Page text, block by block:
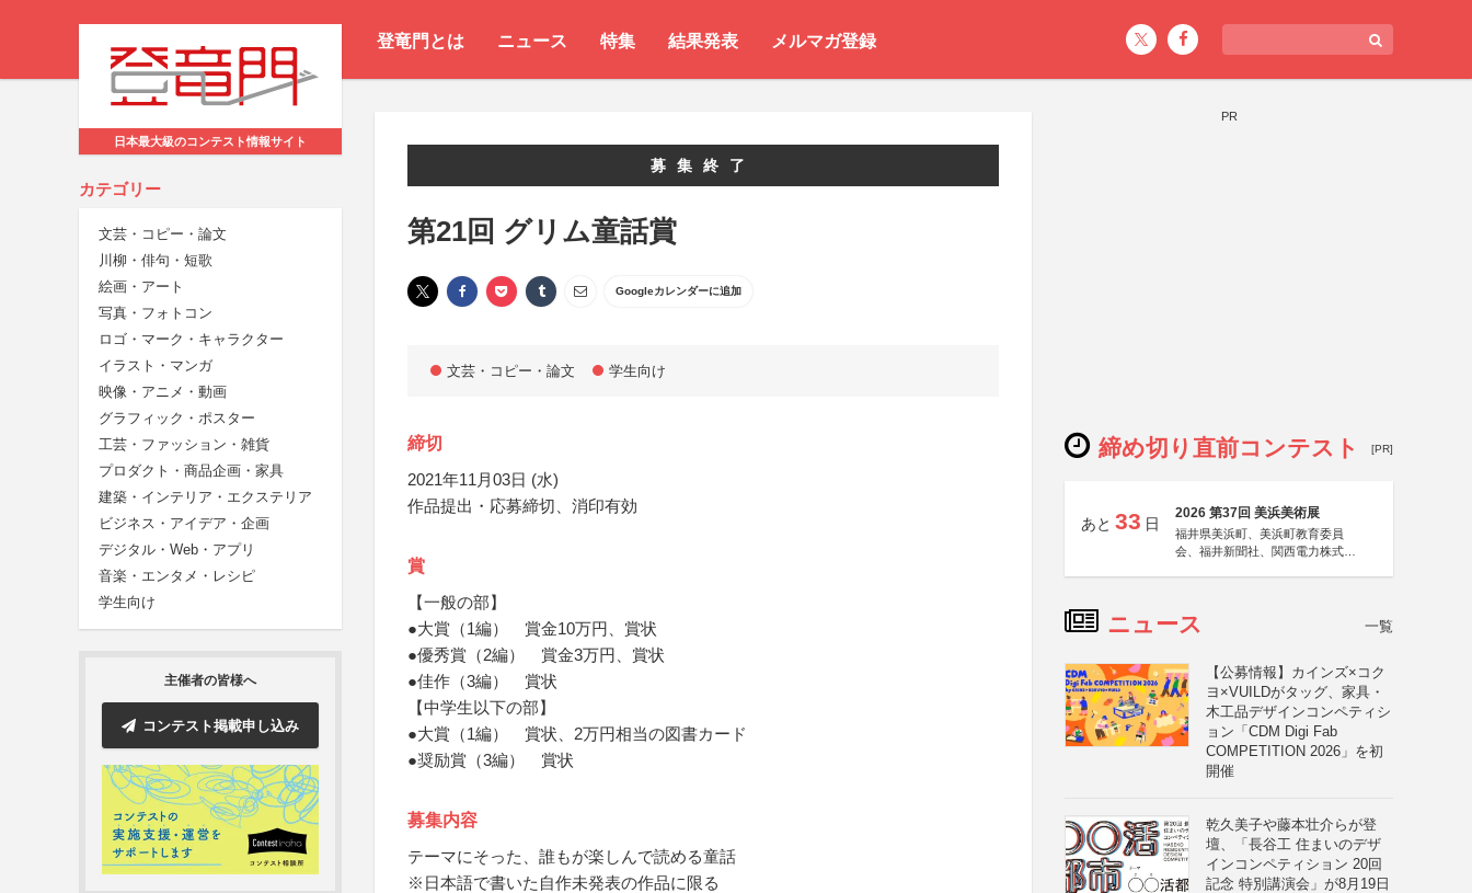
登竜門とは ニュース 特集 結果発表 メルマガ登録
日本最大級のコンテスト情報サイト
カテゴリー
文芸・コピー・論文
川柳・俳句・短歌
絵画・アート
写真・フォトコン
ロゴ・マーク・キャラクター
イラスト・マンガ
映像・アニメ・動画
グラフィック・ポスター
工芸・ファッション・雑貨
プロダクト・商品企画・家具
建築・インテリア・エクステリア
ビジネス・アイデア・企画
デジタル・Web・アプリ
音楽・エンタメ・レシピ
学生向け
主催者の皆様へ
コンテスト掲載申し込み
募集終了
第21回 グリム童話賞
Googleカレンダーに追加
文芸・コピー・論文 学生向け
締切
2021年11月03日 (水)
作品提出・応募締切、消印有効
賞
【一般の部】
●大賞（1編） 賞金10万円、賞状
●優秀賞（2編） 賞金3万円、賞状
●佳作（3編） 賞状
【中学生以下の部】
●大賞（1編） 賞状、2万円相当の図書カード
●奨励賞（3編） 賞状
募集内容
テーマにそった、誰もが楽しんで読める童話
※日本語で書いた自作未発表の作品に限る
PR
締め切り直前コンテスト [PR]
あと 33 日
2026 第37回 美浜美術展
福井県美浜町、美浜町教育委員
会、福井新聞社、関西電力株式会
ニュース 一覧
【公募情報】カインズ×コク
ヨ×VUILDがタッグ、家具・
木工品デザインコンペティシ
ョン「CDM Digi Fab
COMPETITION 2026」を初
開催
乾久美子や藤本壮介らが登
壇、「長谷工 住まいのデザ
インコンペティション 20回
記念 特別講演会」が8月19日